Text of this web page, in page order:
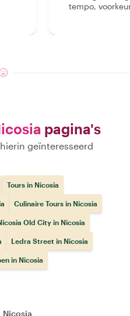
tempo,
pagina's
geïnteresseerd
Tours in Nicosia
Culinaire Tours in Nicosia
Old City in Nicosia
Ledra Street in Nicosia
in Nicosia
Nicosia